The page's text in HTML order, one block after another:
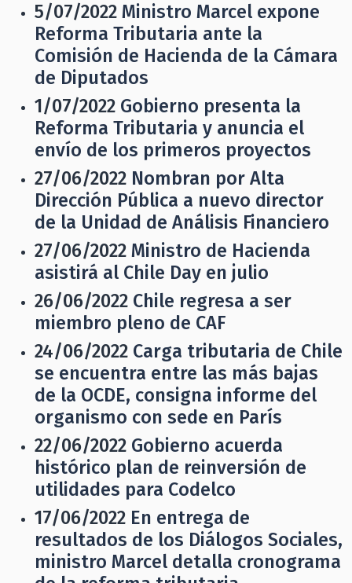
5/07/2022 Ministro Marcel expone
Reforma Tributaria ante la
Comisión de Hacienda de la Cámara
de Diputados
1/07/2022 Gobierno presenta la
Reforma Tributaria y anuncia el
envío de los primeros proyectos
27/06/2022 Nombran por Alta
Dirección Pública a nuevo director
de la Unidad de Análisis Financiero
27/06/2022 Ministro de Hacienda
asistirá al Chile Day en julio
26/06/2022 Chile regresa a ser
miembro pleno de CAF
24/06/2022 Carga tributaria de Chile
se encuentra entre las más bajas
de la OCDE, consigna informe del
organismo con sede en París
22/06/2022 Gobierno acuerda
histórico plan de reinversión de
utilidades para Codelco
17/06/2022 En entrega de
resultados de los Diálogos Sociales,
ministro Marcel detalla cronograma